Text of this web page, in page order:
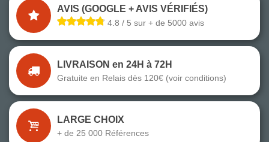
AVIS (GOOGLE + AVIS VÉRIFIÉS)
4.8 / 5 sur + de 5000 avis
LIVRAISON en 24H à 72H
Gratuite en Relais dès 120€ (voir conditions)
LARGE CHOIX
+ de 25 000 Références